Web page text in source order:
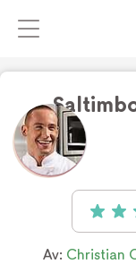
Betyg:
Av: Christian